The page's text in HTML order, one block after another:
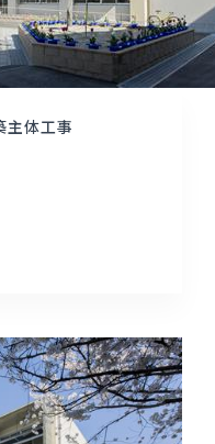
主体工事